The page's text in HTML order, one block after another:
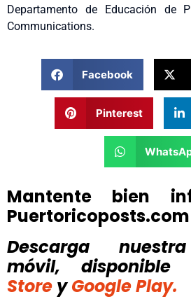
Departamento de Educación de
Communications.
Facebook
Pinterest
Mantente bien
Puertoricoposts.com
Descarga
móvil, disponible
Store y Google Play.